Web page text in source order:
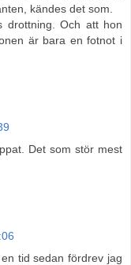
kändes det som.
drottning. Och att hon
är bara en fotnot i
Det som stör mest
tid sedan fördrev jag